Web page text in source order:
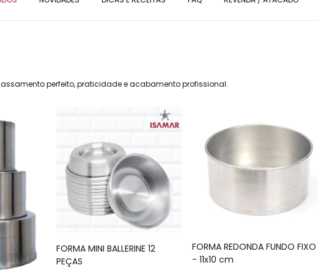
perfeito, praticidade e acabamento profissional.
FORMA MINI BALLERINE 12
PEÇAS
FORMA REDONDA FUNDO FIXO
- 11x10 cm